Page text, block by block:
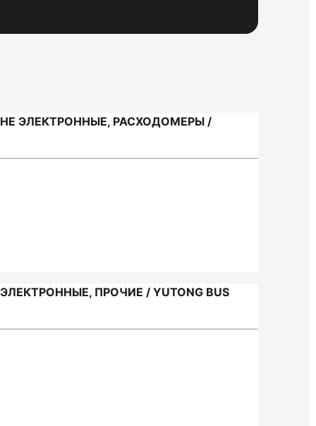
ЭЛЕКТРОННЫЕ, РАСХОДОМЕРЫ /
ПРОЧИЕ / YUTONG BUS